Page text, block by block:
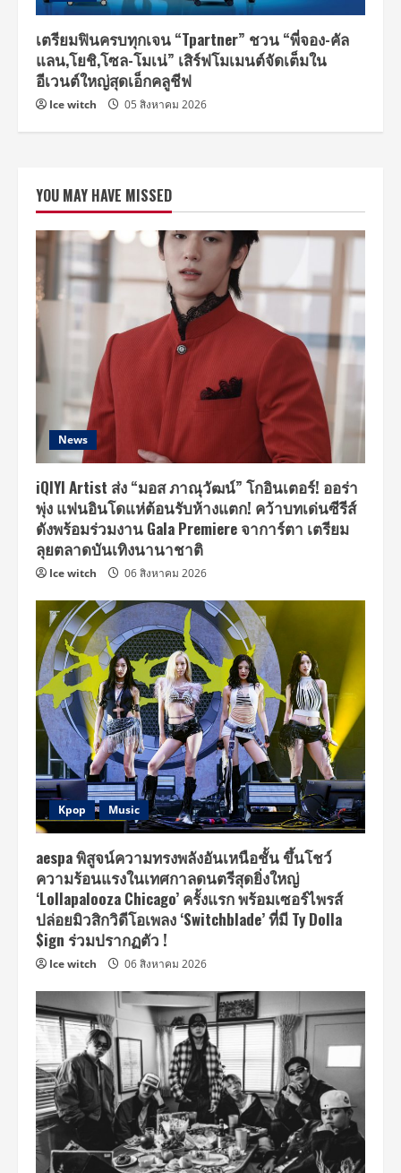
เตรียมฟินครบทุกเจน “Tpartner” ชวน “พี่จอง-คัล
แลน,โยชิ,โซล-โมเน่” เสิร์ฟโมเมนต์จัดเต็มใน
อีเวนต์ใหญ่สุดเอ็กคลูชีฟ
Ice witch 05 สิงหาคม 2026
YOU MAY HAVE MISSED
News
iQIYI Artist ส่ง “มอส ภาณุวัฒน์” โกอินเตอร์! ออร่า
พุ่ง แฟนอินโดแห่ต้อนรับห้างแตก! คว้าบทเด่นซีรีส์
ดังพร้อมร่วมงาน Gala Premiere จาการ์ตา เตรียม
ลุยตลาดบันเทิงนานาชาติ
Ice witch 06 สิงหาคม 2026
Kpop Music
aespa พิสูจน์ความทรงพลังอันเหนือชั้น ขึ้นโชว์
ความร้อนแรงในเทศกาลดนตรีสุดยิ่งใหญ่
‘Lollapalooza Chicago’ ครั้งแรก พร้อมเซอร์ไพรส์
ปล่อยมิวสิกวิดีโอเพลง ‘Switchblade’ ที่มี Ty Dolla
$ign ร่วมปรากฏตัว !
Ice witch 06 สิงหาคม 2026